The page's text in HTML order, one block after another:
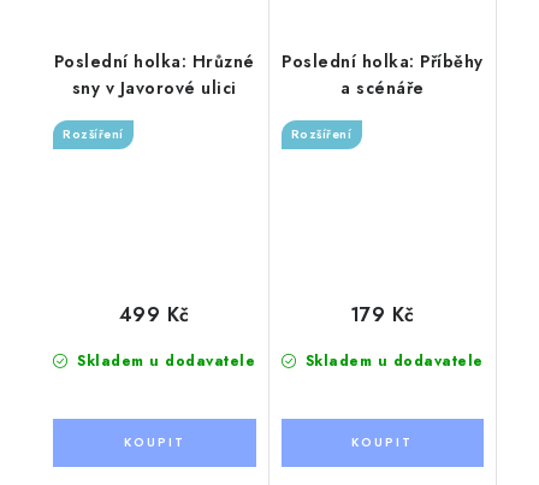
Poslední holka: Hrůzné
sny v Javorové ulici
Rozšíření
Skladem u dodavatele
499 Kč
Poslední holka: Příběhy
a scénáře
Rozšíření
Skladem u dodavatele
179 Kč